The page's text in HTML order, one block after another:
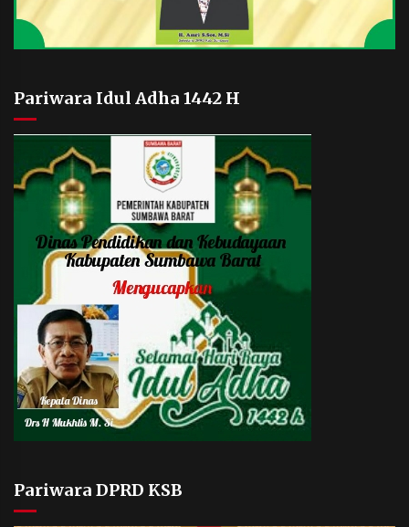
Pariwara Idul Adha 1442 H
Pariwara DPRD KSB